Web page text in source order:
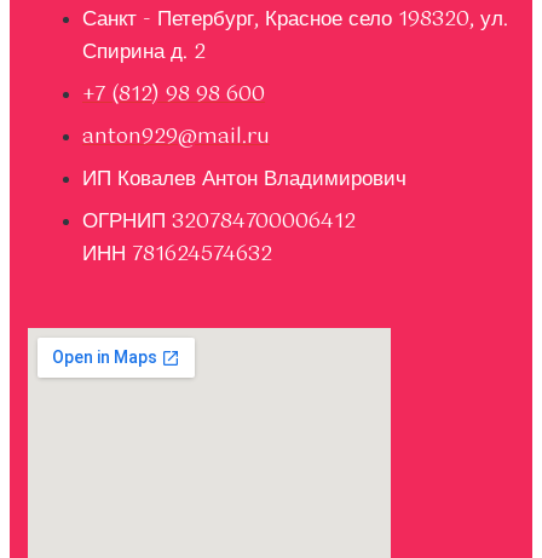
Санкт - Петербург, Красное село 198320, ул.
Спирина д. 2
+7 (812) 98 98 600
anton929@mail.ru
ИП Ковалев Антон Владимирович
ОГРНИП 320784700006412
ИНН 781624574632